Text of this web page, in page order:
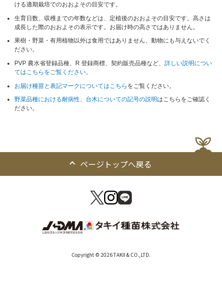
ける適期栽培でのおおよその目安です。
生育日数、収穫までの年数などは、定植後のおおよその目安です。高さは
成長した際のおおよその表示です。お届け時の高さではありません。
果樹・野菜・有用植物以外は食用ではありません、動物にも与えないでく
ださい。
PVP 農水省登録品種、R 登録商標、契約販売品種など、詳しい説明につい
てはこちらをご覧ください。
お届け種苗と表記マークについてはこちら をご覧ください。
野菜品種における耐病性、台木についての記号の説明はこちらをご確認く
ださい。
ページトップへ戻る
Copyright © 2026 TAKII & CO.,LTD.